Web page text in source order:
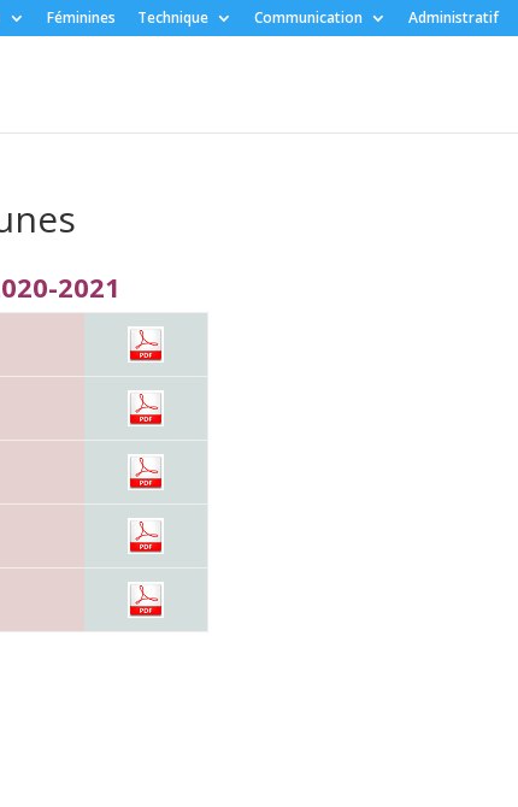
Féminines Technique Communication Administratif
2021